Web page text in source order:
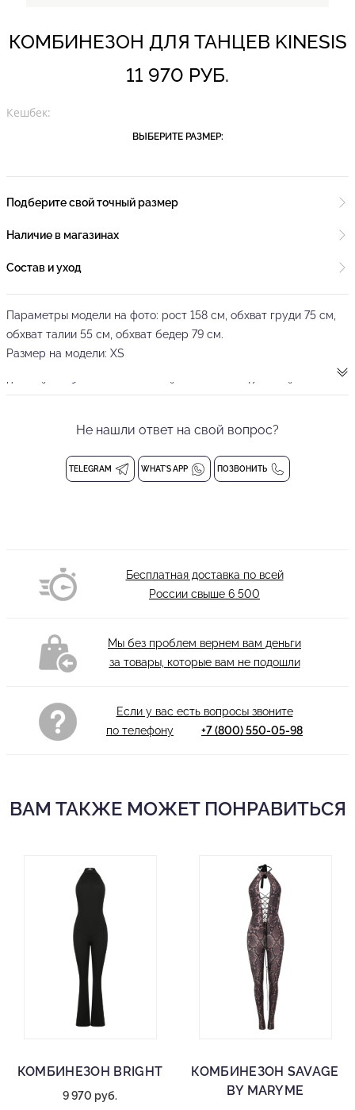
КОМБИНЕЗОН ДЛЯ ТАНЦЕВ KINESIS
11 970 РУБ.
Кешбек:
ВЫБЕРИТЕ РАЗМЕР:
Подберите свой точный размер
Наличие в магазинах
Состав и уход
Параметры модели на фото: рост 158 см, обхват груди 75 см,
обхват талии 55 см, обхват бедер 79 см.
Размер на модели: XS
Черный комбинезон, созданный совместно с Ксенией
который обеспечивает идеальную посадку, не стесняет
обеспечивают эффективную поддержку и моделируют
элегантные очертания груди. Драпировка по переду переходит
обеспечивают удобство и элегантную линию.
Не нашли ответ на свой вопрос?
TELEGRAM WHAT'S APP ПОЗВОНИТЬ
Бесплатная доставка по всей
России свыше 6 500
Мы без проблем вернем вам деньги
за товары, которые вам не подошли
Если у вас есть вопросы звоните
по телефону
+7 (800) 550-05-98
ВАМ ТАКЖЕ МОЖЕТ ПОНРАВИТЬСЯ
КОМБИНЕЗОН BRIGHT
9 970 руб.
КОМБИНЕЗОН SAVAGE
BY MARYME